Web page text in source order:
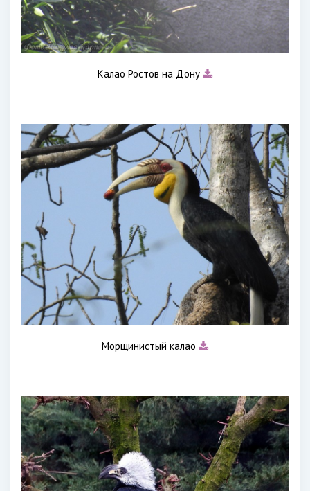
Калао Ростов на Дону
Морщинистый калао